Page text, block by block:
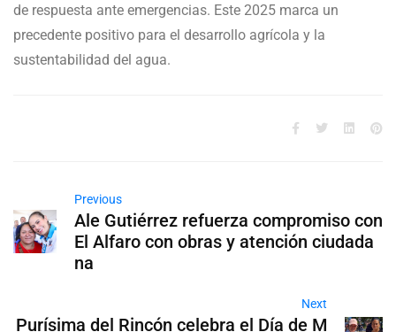
de respuesta ante emergencias. Este 2025 marca un
precedente positivo para el desarrollo agrícola y la
sustentabilidad del agua.
Previous
Ale Gutiérrez refuerza compromiso con
El Alfaro con obras y atención ciudada
na
Next
Purísima del Rincón celebra el Día de M